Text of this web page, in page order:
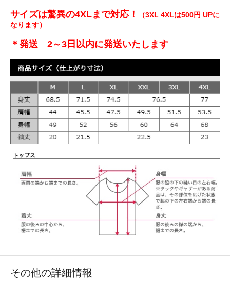
サイズは驚異の4XLまで対応！
（3XL 4XLは500円 UPに
なります）
＊発送 2～3日以内に発送いたします
その他の詳細情報